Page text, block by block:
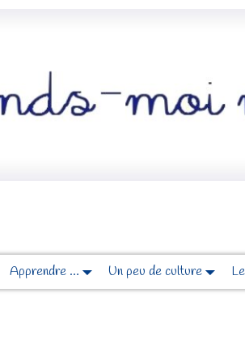
Apprendre … Un peu de culture